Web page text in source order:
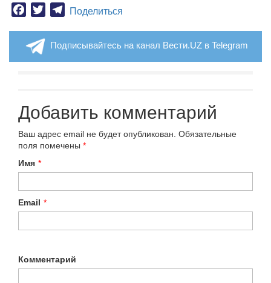
Facebook
TwitterTelegram
Поделиться
Подписывайтесь на канал Вести.UZ в Telegram
Добавить комментарий
Ваш адрес email не будет опубликован. Обязательные
поля помечены *
Имя *
Email *
Комментарий